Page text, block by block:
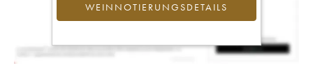
WEINNOTIERUNGSDETAILS